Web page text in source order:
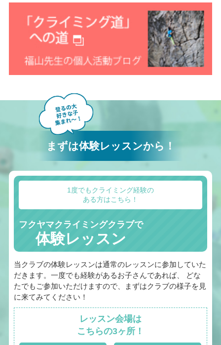
まずは体験レッスンから！
1度でもクライミング経験の
ある方はこちら！
フクヤマクライミングクラブで
体験レッスン
当クラブの体験レッスンは通常のレッスンに参加していた
だきます。一度でも経験があるお子さんであれば、 どな
たでもご参加いただけますので、まずはクラブの様子を見
に来てみてください！
レッスン会場は
こちらの3ヶ所！